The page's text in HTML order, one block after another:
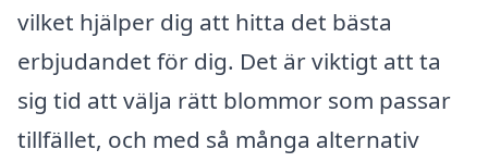
vilket hjälper dig att hitta det bästa
erbjudandet för dig. Det är viktigt att ta
sig tid att välja rätt blommor som passar
tillfället, och med så många alternativ